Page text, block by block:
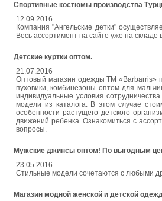
Спортивные костюмы производства
12.09.2016
Компания "Ангельские детки"
Весь ассортимент на сайте уже на складе
Детские куртки оптом.
21.07.2016
Оптовый магазин одежды ТМ «Barbarris»
пуховики, комбинезоны оптом для
индивидуальные условия
модели из каталога. В этом случае
особенности растущего детского
движений ребенка. Ознакомиться с
вопросы.
Мужские джинсы оптом! По выгодным
23.05.2016
Стильные модели сочетаются с любыми
Магазин модной женской и детской